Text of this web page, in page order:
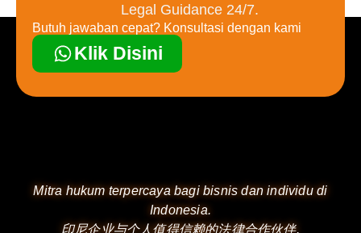
Legal Guidance 24/7.
Butuh jawaban cepat? Konsultasi dengan kami
Klik Disini
Mitra hukum terpercaya bagi bisnis dan individu di
Indonesia.
印尼企业与个人值得信赖的法律合作伙伴.